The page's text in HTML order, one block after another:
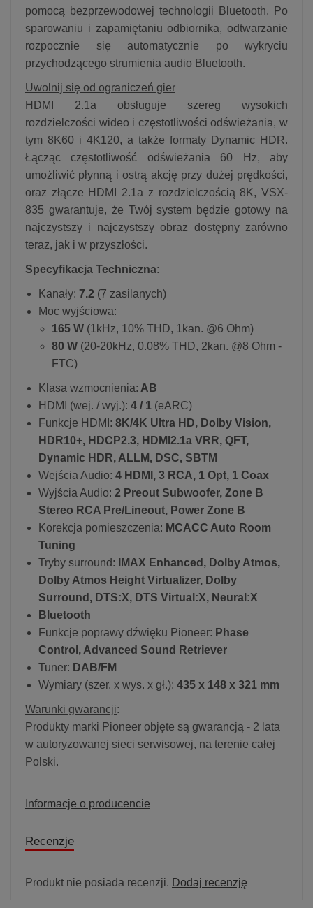
pomocą bezprzewodowej technologii Bluetooth. Po
sparowaniu i zapamiętaniu odbiornika, odtwarzanie
rozpocznie się automatycznie po wykryciu
przychodzącego strumienia audio Bluetooth.
Uwolnij się od ograniczeń gier
HDMI 2.1a obsługuje szereg wysokich
rozdzielczości wideo i częstotliwości odświeżania, w
tym 8K60 i 4K120, a także formaty Dynamic HDR.
Łącząc częstotliwość odświeżania 60 Hz, aby
umożliwić płynną i ostrą akcję przy dużej prędkości,
oraz złącze HDMI 2.1a z rozdzielczością 8K, VSX-
835 gwarantuje, że Twój system będzie gotowy na
najczystszy i najczystszy obraz dostępny zarówno
teraz, jak i w przyszłości.
Specyfikacja Techniczna:
Kanały: 7.2 (7 zasilanych)
Moc wyjściowa:
165 W (1kHz, 10% THD, 1kan. @6 Ohm)
80 W (20-20kHz, 0.08% THD, 2kan. @8 Ohm -
FTC)
Klasa wzmocnienia: AB
HDMI (wej. / wyj.): 4 / 1 (eARC)
Funkcje HDMI: 8K/4K Ultra HD, Dolby Vision,
HDR10+, HDCP2.3, HDMI2.1a VRR, QFT,
Dynamic HDR, ALLM, DSC, SBTM
Wejścia Audio: 4 HDMI, 3 RCA, 1 Opt, 1 Coax
Wyjścia Audio: 2 Preout Subwoofer, Zone B
Stereo RCA Pre/Lineout, Power Zone B
Korekcja pomieszczenia: MCACC Auto Room
Tuning
Tryby surround: IMAX Enhanced, Dolby Atmos,
Dolby Atmos Height Virtualizer, Dolby
Surround, DTS:X, DTS Virtual:X, Neural:X
Bluetooth
Funkcje poprawy dźwięku Pioneer: Phase
Control, Advanced Sound Retriever
Tuner: DAB/FM
Wymiary (szer. x wys. x gł.): 435 x 148 x 321 mm
Warunki gwarancji:
Produkty marki Pioneer objęte są gwarancją - 2 lata
w autoryzowanej sieci serwisowej, na terenie całej
Polski.
Informacje o producencie
Recenzje
Produkt nie posiada recenzji. Dodaj recenzję